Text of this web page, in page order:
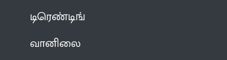
டிரெண்டிங்
வானிலை